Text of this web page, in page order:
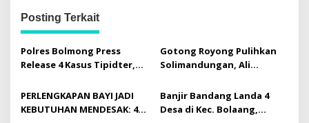
a
s
i
p
o
s
Posting Terkait
Polres Bolmong Press
Release 4 Kasus Tipidter,
Gotong Royong Pulihkan
Solimandungan, Ali
Bantuan Langsung
PERLENGKAPAN BAYI JADI
KEBUTUHAN MENDESAK: 44
Banjir Bandang Landa 4
Desa di Kec. Bolaang,